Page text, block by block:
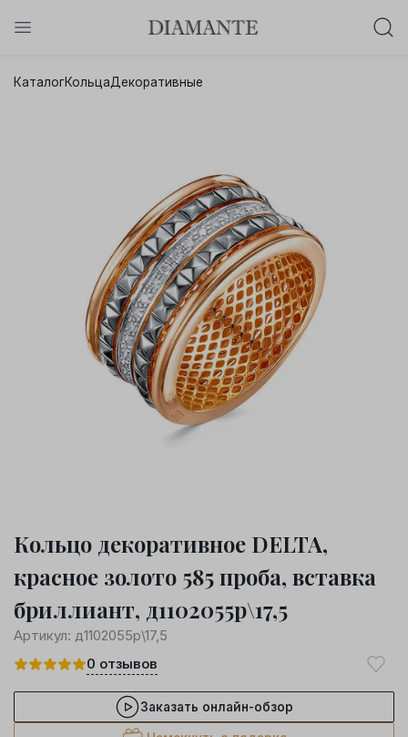
Осталось:
КаталогКольцаДекоративные
Кольцо декоративное DELTA,
красное золото 585 проба, вставка
бриллиант, д1102055р\17,5
Артикул: д1102055р\17,5
0 отзывов
Заказать онлайн-обзор